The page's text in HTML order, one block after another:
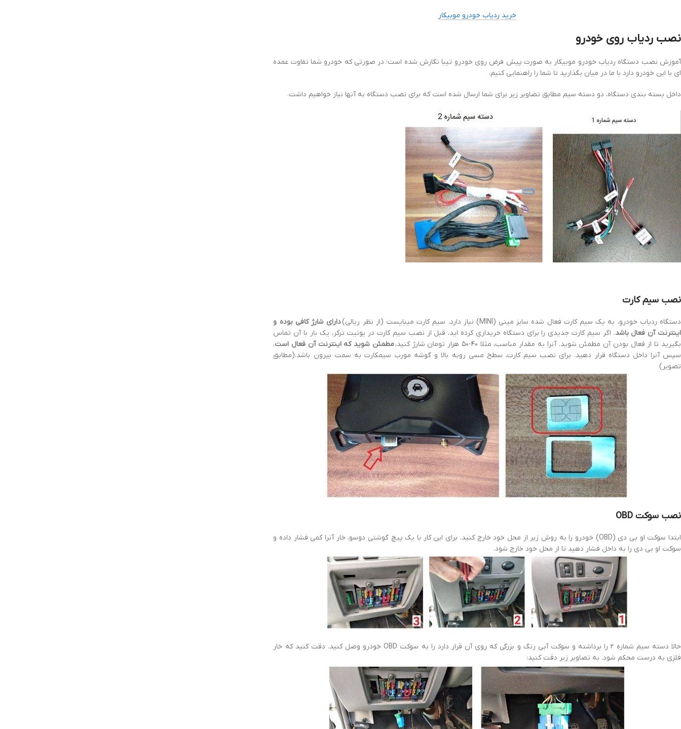
خرید ردیاب خودرو موبیکار
نصب ردیاب روی خودرو
آموزش نصب دستگاه ردیاب خودرو موبیکار به صورت پیش فرض روی خودرو تیبا نگارش شده است؛ در صورتی که خودرو شما تفاوت عمده
ای با این خودرو دارد با ما در میان بگذارید تا شما را راهنمایی کنیم.
داخل بسته بندی دستگاه، دو دسته سیم مطابق تصاویر زیر برای شما ارسال شده است که برای نصب دستگاه به آنها نیاز خواهیم داشت.
نصب سیم کارت
دستگاه ردیاب خودرو، به یک سیم کارت فعال شده سایز مینی (MINI) نیاز دارد. سیم کارت میبایست (از نظر ریالی)
دارای شارژ کافی بوده و
اینترنت آن فعال باشد. اگر سیم کارت جدیدی را برای دستگاه خریداری کرده اید، قبل از نصب سیم کارت در یونیت ترکر، یک بار با آن تماس
بگیرید تا از فعال بودن آن مطمئن شوید. آنرا به مقدار مناسب، مثلا ۴۰-۵۰ هزار تومان شارژ کنید،
مطمئن شوید که اینترنت آن فعال است،
سپس آنرا داخل دستگاه قرار دهید. برای نصب سیم کارت، سطح مسی روبه بالا و گوشه مورب سیمکارت به سمت بیرون باشد.(مطابق
تصویر)
نصب سوکت OBD
ابتدا سوکت او بی دی (OBD) خودرو را به روش زیر از محل خود خارج کنید. برای این کار با یک پیچ گوشتی دوسو، خار آنرا کمی فشار داده و
سوکت او بی دی را به داخل فشار دهید تا از محل خود خارج شود.
حالا دسته سیم شماره ۲ را برداشته و سوکت آبی رنگ و بزرگی که روی آن قرار دارد را به سوکت OBD خودرو وصل کنید. دقت کنید که خار
فلزی به درست محکم شود. به تصاویر زیر دقت کنید: